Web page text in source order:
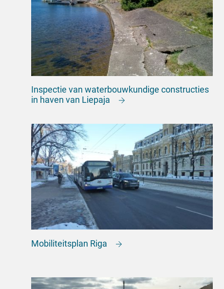
Inspectie van waterbouwkundige constructies
in haven van Liepaja
Mobiliteitsplan Riga